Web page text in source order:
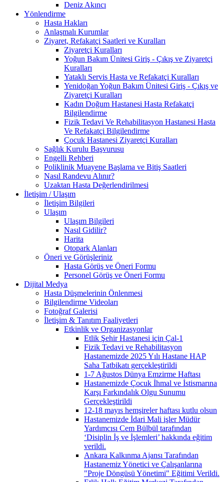
Deniz Akıncı
Yönlendirme
Hasta Hakları
Anlaşmalı Kurumlar
Ziyaret, Refakatçi Saatleri ve Kuralları
Ziyaretçi Kuralları
Yoğun Bakım Ünitesi Giriş - Çıkış ve Ziyaretçi
Kuralları
Yataklı Servis Hasta ve Refakatçi Kuralları
Yenidoğan Yoğun Bakım Ünitesi Giriş - Çıkış ve
Ziyaretçi Kuralları
Kadın Doğum Hastanesi Hasta Refakatçi
Bilgilendirme
Fizik Tedavi Ve Rehabilitasyon Hastanesi Hasta
Ve Refakatçi Bilgilendirme
Çocuk Hastanesi Ziyaretçi Kuralları
Sağlık Kurulu Başvurusu
Engelli Rehberi
Poliklinik Muayene Başlama ve Bitiş Saatleri
Nasıl Randevu Alınır?
Uzaktan Hasta Değerlendirilmesi
İletişim / Ulaşım
İletişim Bilgileri
Ulaşım
Ulaşım Bilgileri
Nasıl Gidilir?
Harita
Otopark Alanları
Öneri ve Görüşleriniz
Hasta Görüş ve Öneri Formu
Personel Görüş ve Öneri Formu
Dijital Medya
Hasta Düşmelerinin Önlenmesi
Bilgilendirme Videoları
Fotoğraf Galerisi
İletişim & Tanıtım Faaliyetleri
Etkinlik ve Organizasyonlar
Etlik Şehir Hastanesi için Çal-1
Fizik Tedavi ve Rehabilitasyon
Hastanemizde 2025 Yılı Hastane HAP
Saha Tatbikatı gerçekleştirildi
1-7 Ağustos Dünya Emzirme Haftası
Hastanemizde Çocuk İhmal ve İstismarına
Karşı Farkındalık Olgu Sunumu
Gerçekleştirildi
12-18 mayıs hemşireler haftası kutlu olsun
Hastanemizde İdari Mali işler Müdür
Yardımcısı Cem Bülbül tarafından
‘Disiplin İş ve İşlemleri’ hakkında eğitim
verildi.
Ankara Kalkınma Ajansı Tarafından
Hastanemiz Yönetici ve Çalışanlarına
"Proje Döngüsü Yönetimi" Eğitimi Verildi.